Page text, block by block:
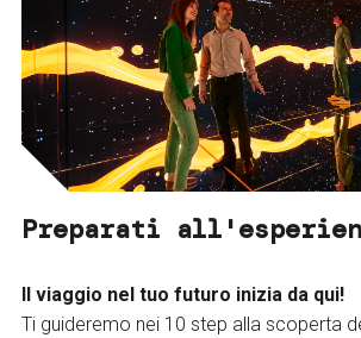
Preparati
Il viaggio nel tuo futuro inizia da qui!
Ti guideremo nei 10 step alla scoperta